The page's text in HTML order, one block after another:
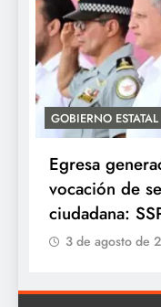
GOBIERNO ESTATAL
Egresa
vocación de
ciudadana:
3 de agosto de